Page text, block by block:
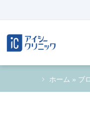
ホーム » ブ